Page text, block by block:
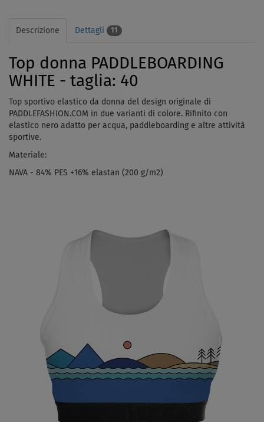
Descrizione Dettagli 11
Top donna PADDLEBOARDING
WHITE - taglia: 40
Top sportivo elastico da donna del design originale di
PADDLEFASHION.COM in due varianti di colore. Rifinito con
elastico nero adatto per acqua, paddleboarding e altre attività
sportive.
Materiale:
NAVA - 84% PES +16% elastan (200 g/m2)